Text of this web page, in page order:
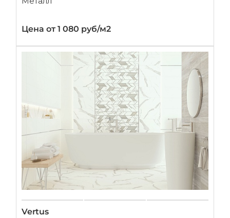
Цена от 1 080 руб/м2
Vertus